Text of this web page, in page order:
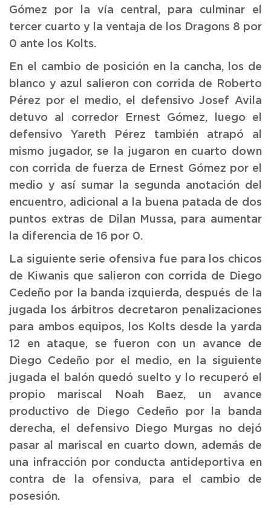
Gómez por la vía central, para culminar el
tercer cuarto y la ventaja de los Dragons 8 por
0 ante los Kolts.
En el cambio de posición en la cancha, los de
blanco y azul salieron con corrida de Roberto
Pérez por el medio, el defensivo Josef Avila
detuvo al corredor Ernest Gómez, luego el
defensivo Yareth Pérez también atrapó al
mismo jugador, se la jugaron en cuarto down
con corrida de fuerza de Ernest Gómez por el
medio y así sumar la segunda anotación del
encuentro, adicional a la buena patada de dos
puntos extras de Dilan Mussa, para aumentar
la diferencia de 16 por 0.
La siguiente serie ofensiva fue para los chicos
de Kiwanis que salieron con corrida de Diego
Cedeño por la banda izquierda, después de la
jugada los árbitros decretaron penalizaciones
para ambos equipos, los Kolts desde la yarda
12 en ataque, se fueron con un avance de
Diego Cedeño por el medio, en la siguiente
jugada el balón quedó suelto y lo recuperó el
propio mariscal Noah Baez, un avance
productivo de Diego Cedeño por la banda
derecha, el defensivo Diego Murgas no dejó
pasar al mariscal en cuarto down, además de
una infracción por conducta antideportiva en
contra de la ofensiva, para el cambio de
posesión.